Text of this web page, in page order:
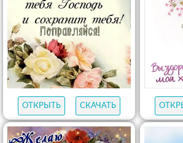
ОТКРЫТЬ СКАЧАТЬ